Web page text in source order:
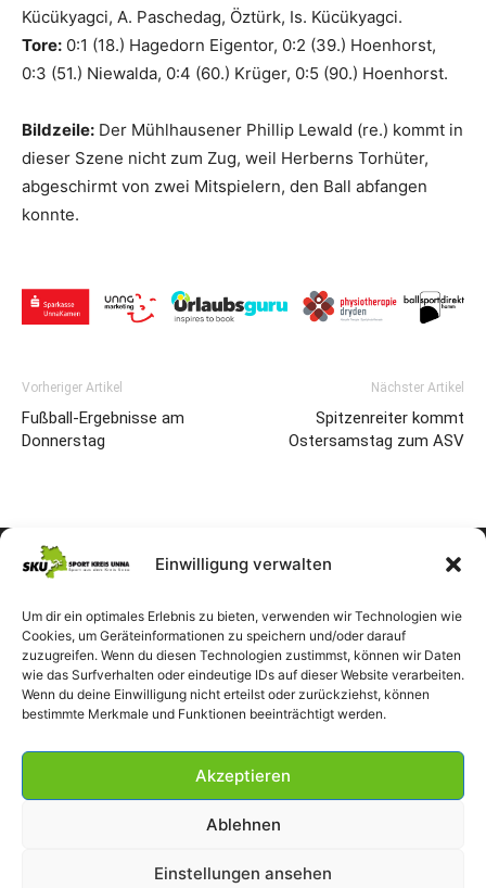
Einwilligung verwalten
Um dir ein optimales Erlebnis zu bieten, verwenden wir Technologien wie
Cookies, um Geräteinformationen zu speichern und/oder darauf
zuzugreifen. Wenn du diesen Technologien zustimmst, können wir Daten
wie das Surfverhalten oder eindeutige IDs auf dieser Website verarbeiten.
Wenn du deine Einwilligung nicht erteilst oder zurückziehst, können
bestimmte Merkmale und Funktionen beeinträchtigt werden.
Akzeptieren
Ablehnen
Einstellungen ansehen
Kücükyagci, A. Paschedag, Öztürk, Is. Kücükyagci.
Tore: 0:1 (18.) Hagedorn Eigentor, 0:2 (39.) Hoenhorst,
0:3 (51.) Niewalda, 0:4 (60.) Krüger, 0:5 (90.) Hoenhorst.
Bildzeile: Der Mühlhausener Phillip Lewald (re.) kommt in
dieser Szene nicht zum Zug, weil Herberns Torhüter,
abgeschirmt von zwei Mitspielern, den Ball abfangen
konnte.
Vorheriger Artikel
Fußball-Ergebnisse am
Donnerstag
Nächster Artikel
Spitzenreiter kommt
Ostersamstag zum ASV